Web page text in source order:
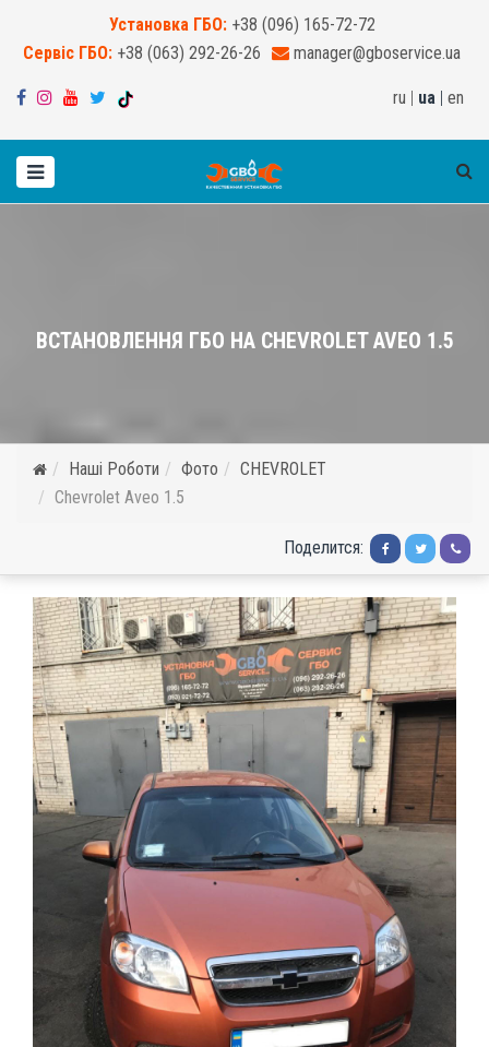
Установка ГБО: +38 (096) 165-72-72
Сервіс ГБО: +38 (063) 292-26-26 manager@gboservice.ua
ru | ua | en
ВСТАНОВЛЕННЯ ГБО НА CHEVROLET AVEO 1.5
Наші Роботи Фото
CHEVROLET
Chevrolet Aveo 1.5
Поделится: